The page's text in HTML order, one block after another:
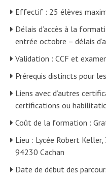
Effectif : 25 élèves
Délais d’accès à la
entrée octobre – délais
Validation : CCF et
Prérequis distincts pour
Liens avec d’autres
certifications ou
Coût de la formation :
Lieu : Lycée Robert
94230 Cachan
Date de début des